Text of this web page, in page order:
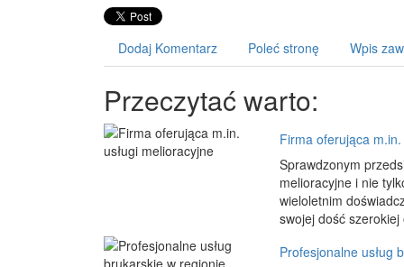
Dodaj Komentarz Poleć stronę Wpis
Przeczytać warto:
Firma oferująca
Sprawdzonym
melioracyjne i nie
wieloletnim
swojej dość szerokiej
Profesjonalne usług